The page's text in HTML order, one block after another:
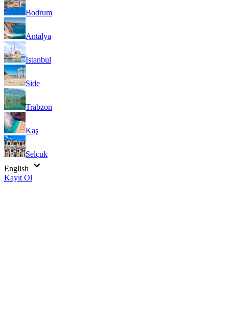
Bodrum
Antalya
İstanbul
Side
Trabzon
Kaş
Selçuk
English
Kayıt Ol